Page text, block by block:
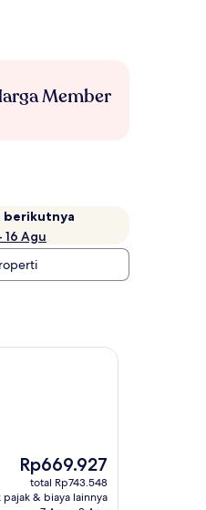
Member
berikutnya
16 Agu
Harga
sekarang
Rp669.927
Rp669.927
total Rp743.548
pajak & biaya lainnya